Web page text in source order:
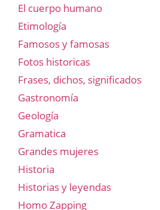
El cuerpo humano
Etimología
Famosos y famosas
Fotos historicas
Frases, dichos, significados
Gastronomía
Geología
Gramatica
Grandes mujeres
Historia
Historias y leyendas
Homo Zapping